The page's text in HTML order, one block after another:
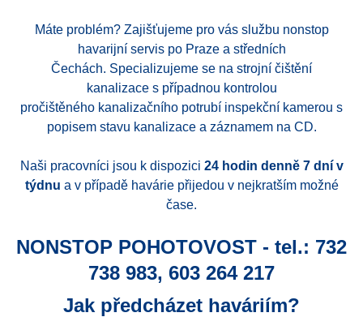
Máte problém? Zajišťujeme pro vás službu nonstop
havarijní servis po Praze a středních
Čechách. Specializujeme se na strojní čištění
kanalizace s případnou kontrolou
pročištěného kanalizačního potrubí inspekční kamerou s
popisem stavu kanalizace a záznamem na CD.
Naši pracovníci jsou k dispozici 24 hodin denně 7 dní v
týdnu a v případě havárie přijedou v nejkratším možné
čase.
NONSTOP POHOTOVOST - tel.: 732
738 983, 603 264 217
Jak předcházet haváriím?